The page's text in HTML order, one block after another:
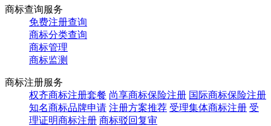
商标查询服务
免费注册查询
商标分类查询
商标管理
商标监测
商标注册服务
权齐商标注册套餐 尚享商标保险注册 国际商标保险注册
知名商标品牌申请 注册方案推荐 受理集体商标注册 受
理证明商标注册 商标驳回复审